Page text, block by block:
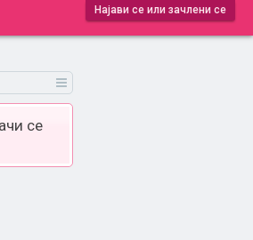
Најави се или зачлени се
се